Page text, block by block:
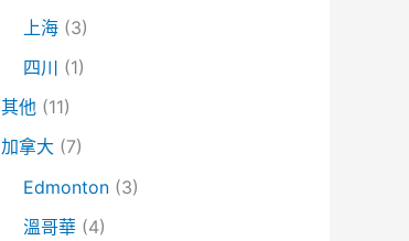
上海 (3)
四川 (1)
其他 (11)
加拿大 (7)
Edmonton (3)
溫哥華 (4)